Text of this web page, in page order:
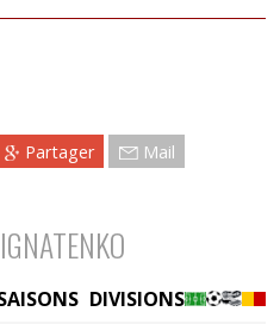
Partager Mail
DIVISIONS